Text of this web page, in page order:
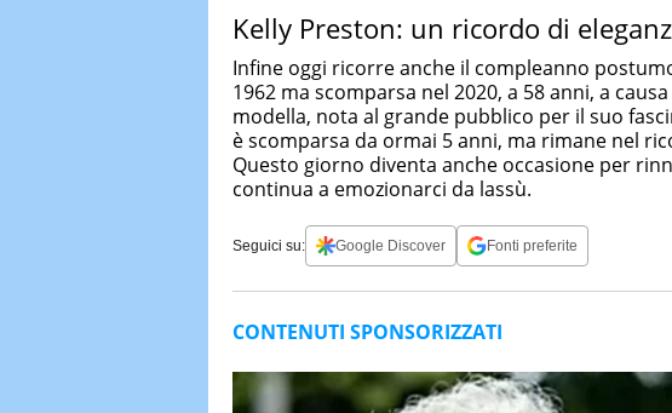
Kelly Preston: un ricordo di
Infine oggi ricorre anche il compleanno
1962 ma scomparsa nel 2020, a 58 anni, a
modella, nota al grande pubblico per il suo
è scomparsa da ormai 5 anni, ma rimane nel
Questo giorno diventa anche occasione per
continua a emozionarci da lassù.
Seguici su: Google Discover Fonti preferite